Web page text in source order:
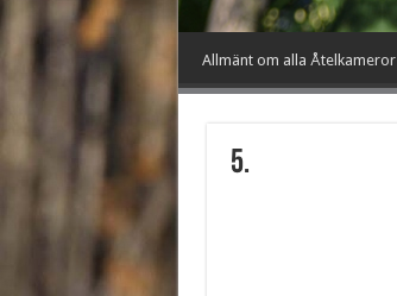
Allmänt om alla Åtelkameror
5.